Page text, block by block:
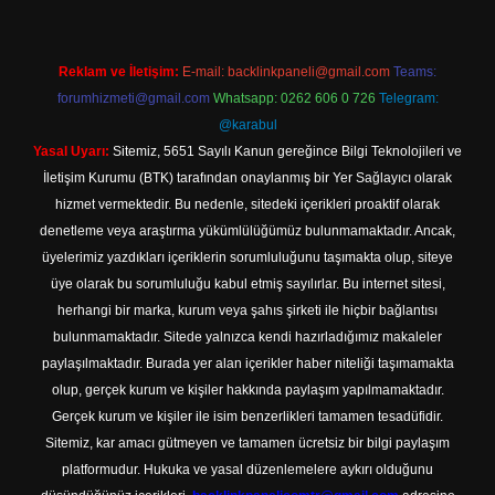
Reklam ve İletişim: E-mail: backlinkpaneli@gmail.com Teams:
forumhizmeti@gmail.com Whatsapp: 0262 606 0 726 Telegram:
@karabul
Yasal Uyarı: Sitemiz, 5651 Sayılı Kanun gereğince Bilgi Teknolojileri ve
İletişim Kurumu (BTK) tarafından onaylanmış bir Yer Sağlayıcı olarak
hizmet vermektedir. Bu nedenle, sitedeki içerikleri proaktif olarak
denetleme veya araştırma yükümlülüğümüz bulunmamaktadır. Ancak,
üyelerimiz yazdıkları içeriklerin sorumluluğunu taşımakta olup, siteye
üye olarak bu sorumluluğu kabul etmiş sayılırlar. Bu internet sitesi,
herhangi bir marka, kurum veya şahıs şirketi ile hiçbir bağlantısı
bulunmamaktadır. Sitede yalnızca kendi hazırladığımız makaleler
paylaşılmaktadır. Burada yer alan içerikler haber niteliği taşımamakta
olup, gerçek kurum ve kişiler hakkında paylaşım yapılmamaktadır.
Gerçek kurum ve kişiler ile isim benzerlikleri tamamen tesadüfidir.
Sitemiz, kar amacı gütmeyen ve tamamen ücretsiz bir bilgi paylaşım
platformudur. Hukuka ve yasal düzenlemelere aykırı olduğunu